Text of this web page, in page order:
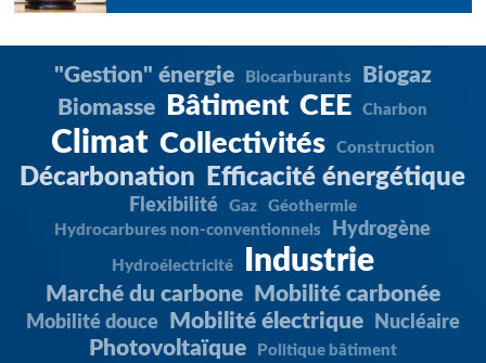
"Gestion" énergie Biocarburants
Biogaz
Biomasse
Bâtiment CEE Charbon
Climat Collectivités Construction
Décarbonation Efficacité énergétique
Flexibilité Gaz
Géothermie
Hydrocarbures non-conventionnels
Hydrogène
Hydroélectricité Industrie
Marché du carbone Mobilité carbonée
Mobilité douce Mobilité électrique Nucléaire
Photovoltaïque Politique bâtiment